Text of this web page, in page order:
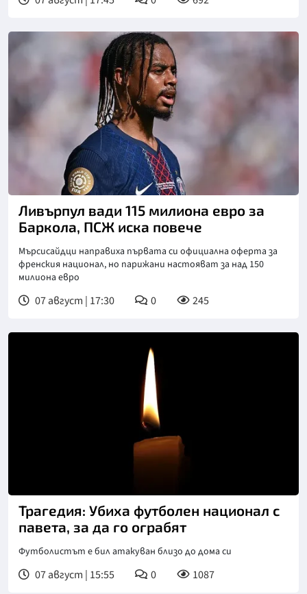
Ливърпул вади 115 милиона евро за
Баркола, ПСЖ иска повече
Мърсисайдци направиха първата си официална оферта за
френския национал, но парижани настояват за над 150
милиона евро
07 август | 17:30 0 245
Трагедия: Убиха футболен национал с
павета, за да го ограбят
Футболистът е бил атакуван близо до дома си
07 август | 15:55 0 1087